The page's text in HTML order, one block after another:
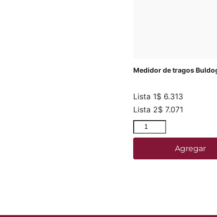
Medidor de tragos
Lista 1$6.313
Lista 2$7.071
Agregar